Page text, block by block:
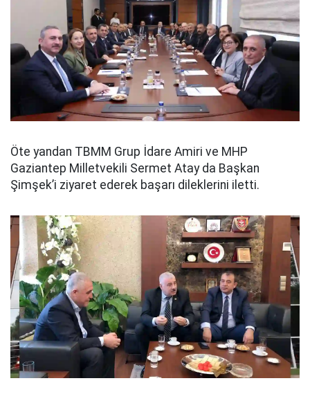
Öte yandan TBMM Grup İdare Amiri ve MHP
Gaziantep Milletvekili Sermet Atay da Başkan
Şimşek’i ziyaret ederek başarı dileklerini iletti.